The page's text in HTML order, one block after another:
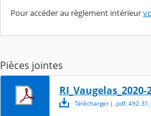
Pour accéder au règlement intérieur
Pièces jointes
Télécharger( .pdf, 492.31